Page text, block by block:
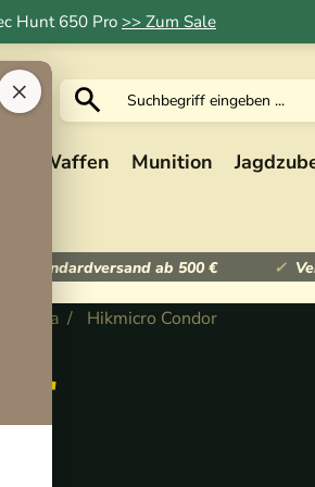
Hunt 650 Pro >> Zum Sale
×
Waffen Munition
Standardversand ab 500 €
Hikmicro Condor